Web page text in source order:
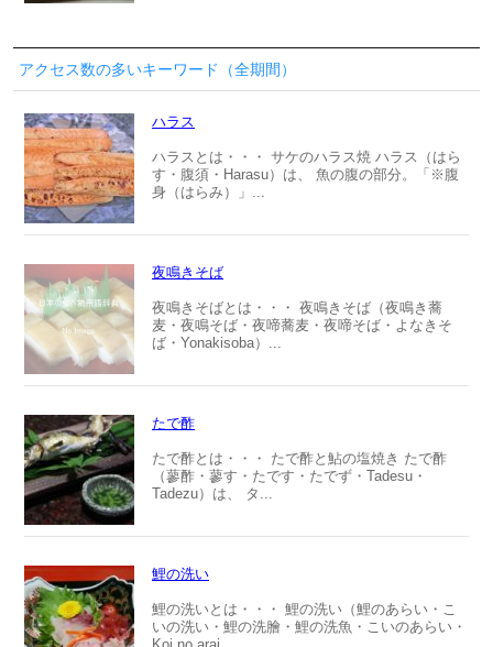
アクセス数の多いキーワード（全期間）
ハラス
ハラスとは・・・ サケのハラス焼 ハラス（はら
す・腹須・Harasu）は、 魚の腹の部分。「※腹
身（はらみ）」...
夜鳴きそば
夜鳴きそばとは・・・ 夜鳴きそば（夜鳴き蕎
麦・夜鳴そば・夜啼蕎麦・夜啼そば・よなきそ
ば・Yonakisoba）...
たで酢
たで酢とは・・・ たで酢と鮎の塩焼き たで酢
（蓼酢・蓼す・たです・たでず・Tadesu・
Tadezu）は、 タ...
鯉の洗い
鯉の洗いとは・・・ 鯉の洗い（鯉のあらい・こ
いの洗い・鯉の洗膾・鯉の洗魚・こいのあらい・